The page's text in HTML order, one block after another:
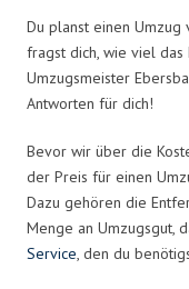
Du planst einen Umzug
fragst dich, wie viel das
Umzugsmeister
Antworten für dich!
Bevor wir über die
der Preis für einen
Dazu gehören die
Menge an Umzugsgut,
Service, den du